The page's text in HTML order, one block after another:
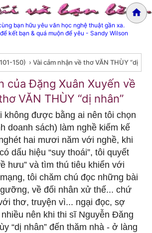
bạn hữu yêu văn học nghệ thuật gần xa.
kết bạn & quá muộn để yêu - Sandy Wilson
150) › Vài cảm nhận về thơ VĂN THÙY “dị
về thơ VĂN THÙY
Đặng Xuân Xuyến
của Đặng Xuân Xuyến về
VĂN THÙY “dị nhân”
được bằng ai nên tôi chọn
doanh sách) làm nghề kiếm kế
hai mươi năm với nghề, khi
dấu hiệu “suy thoái”, tôi quyết
hưu” và tìm thú tiêu khiển với
tôi chăm chú đọc những bài
về đối nhân xử thế... chứ
thơ, truyện vì... ngại đọc, sợ
nhiều nên khi thi sĩ Nguyễn Đăng
“dị nhân” đến thăm nhà - ở làng